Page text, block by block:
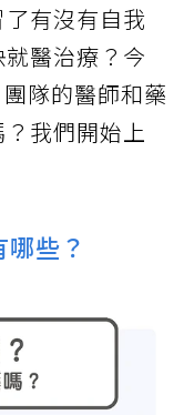
有沒有自我
醫治療？今
隊的醫師和藥
我們開始上
些？